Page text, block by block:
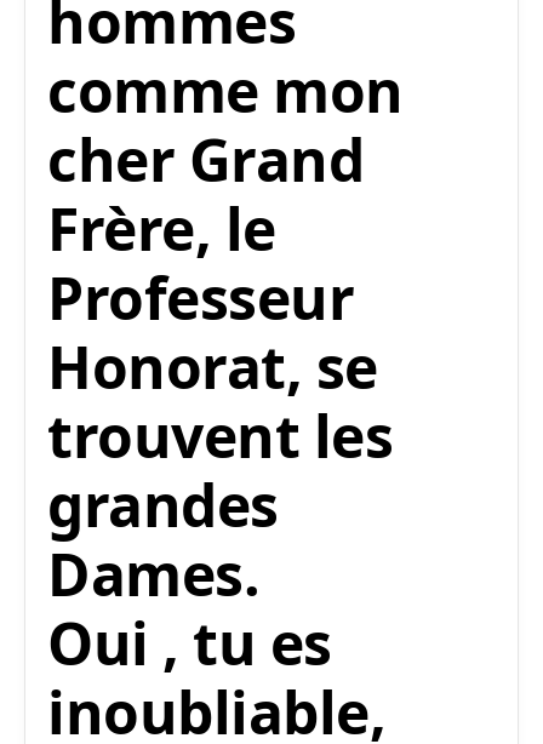
hommes
comme mon
cher Grand
Frère, le
Professeur
Honorat, se
trouvent les
grandes
Dames.
Oui , tu es
inoubliable,